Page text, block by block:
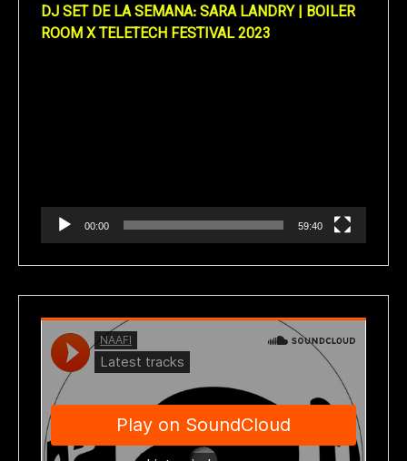
DJ SET DE LA SEMANA: SARA LANDRY | BOILER
ROOM X TELETECH FESTIVAL 2023
00:00 59:40